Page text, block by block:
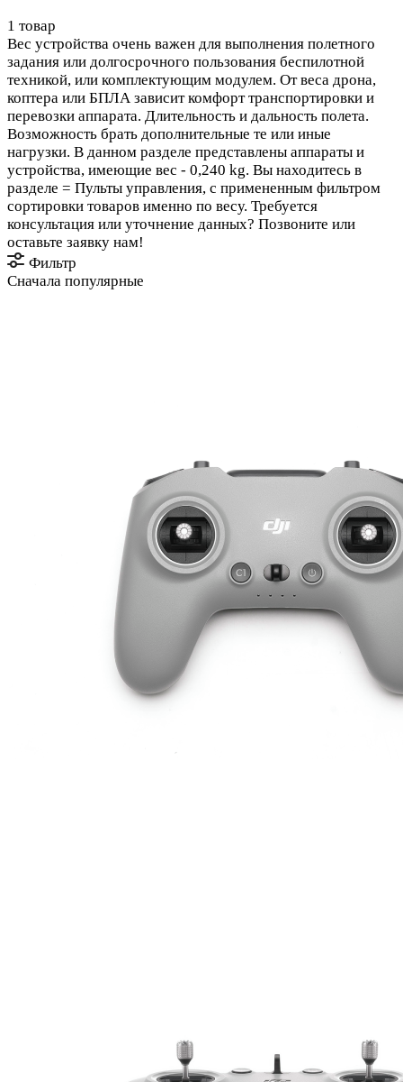
1 товар
Вес устройства очень важен для выполнения полетного
задания или долгосрочного пользования беспилотной
техникой, или комплектующим модулем. От веса дрона,
коптера или БПЛА зависит комфорт транспортировки и
перевозки аппарата. Длительность и дальность полета.
Возможность брать дополнительные те или иные
нагрузки. В данном разделе представлены аппараты и
устройства, имеющие вес - 0,240 kg. Вы находитесь в
разделе = Пульты управления, с примененным фильтром
сортировки товаров именно по весу. Требуется
консультация или уточнение данных? Позвоните или
оставьте заявку нам!
Фильтр
Сначала популярные